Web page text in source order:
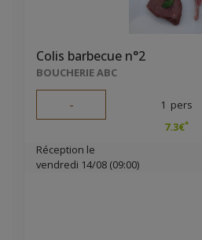
Colis barbecue n°2
BOUCHERIE ABC
- 1 pers
7.3€*
Réception le
vendredi 14/08 (09:00)